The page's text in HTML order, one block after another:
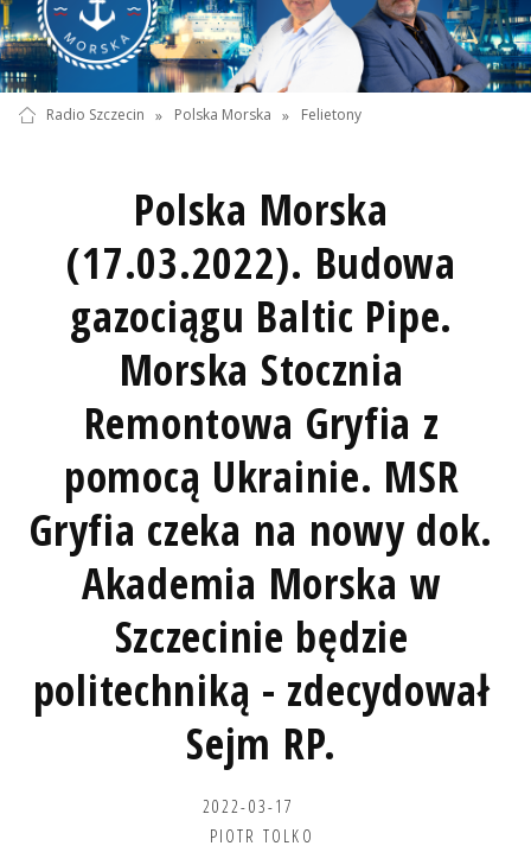
Radio Szczecin » Polska Morska » Felietony
Polska Morska
(17.03.2022). Budowa
gazociągu Baltic Pipe.
Morska Stocznia
Remontowa Gryfia z
pomocą Ukrainie. MSR
Gryfia czeka na nowy dok.
Akademia Morska w
Szczecinie będzie
politechniką - zdecydował
Sejm RP.
2022-03-17
PIOTR TOLKO